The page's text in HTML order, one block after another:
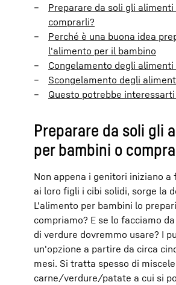
Preparare da soli gli
comprarli?
Perché è una buona idea
l'alimento per il bambino
Congelamento degli
Scongelamento degli
Questo potrebbe
Preparare da soli gli
per bambini o
Non appena i genitori iniziano a
ai loro figli i cibi solidi, sorge la
L'alimento per bambini lo
compriamo? E se lo facciamo
di verdure dovremmo usare? I
un'opzione a partire da circa
mesi. Si tratta spesso di
carne/verdure/patate a cui si